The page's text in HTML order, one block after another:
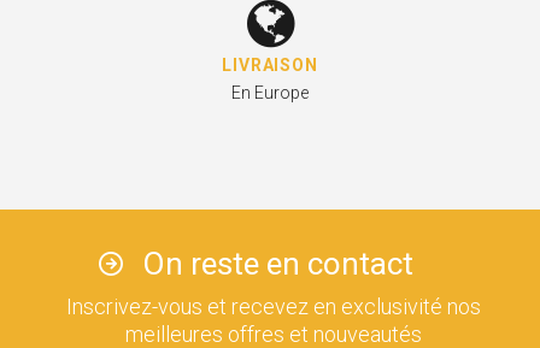
LIVRAISON
En Europe
On reste en contact
Inscrivez-vous et recevez en exclusivité nos
meilleures offres et nouveautés